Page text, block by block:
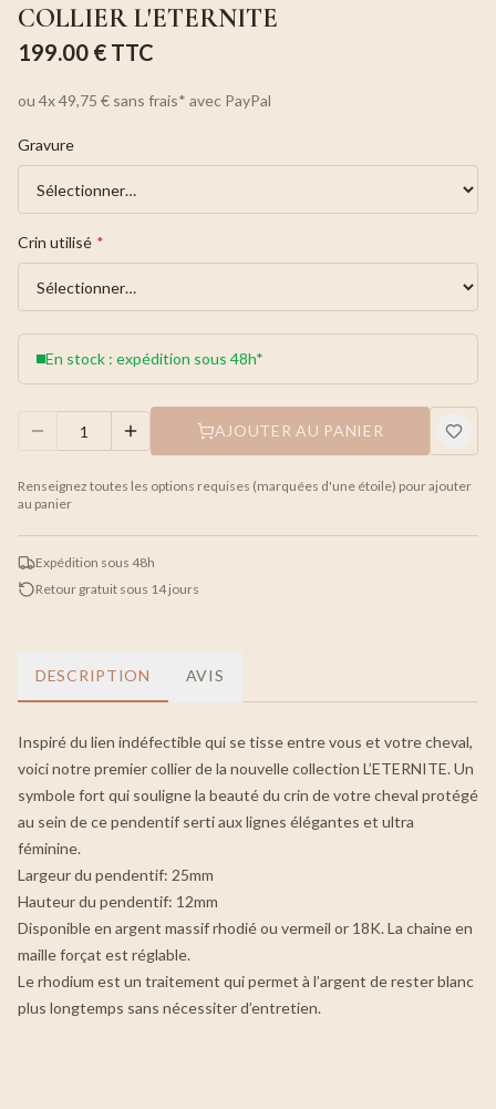
COLLIER L'ETERNITE
199.00 € TTC
ou 4x49,75 € sans frais* avec PayPal
Gravure
Crin utilisé *
En stock : expédition sous 48h*
AJOUTER AU PANIER
Renseignez toutes les options requises (marquées d'une étoile) pour ajouter
au panier
Expédition sous 48h
Retour gratuit sous 14 jours
DESCRIPTION AVIS
Inspiré du lien indéfectible qui se tisse entre vous et votre cheval,
voici notre premier collier de la nouvelle collection L’ETERNITE. Un
symbole fort qui souligne la beauté du crin de votre cheval protégé
au sein de ce pendentif serti aux lignes élégantes et ultra
féminine.
Largeur du pendentif: 25mm
Hauteur du pendentif: 12mm
Disponible en argent massif rhodié ou vermeil or 18K. La chaine en
maille forçat est réglable.
Le rhodium est un traitement qui permet à l’argent de rester blanc
plus longtemps sans nécessiter d’entretien.